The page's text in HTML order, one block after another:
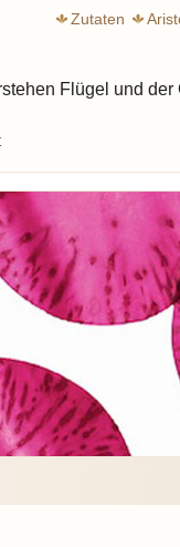
Zutaten
Flügel und der